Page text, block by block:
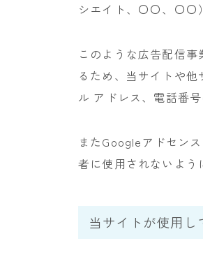
シエイト、〇〇、〇〇
このような広告配信
るため、当サイトや
ル アドレス、電話番
またGoogleアドセン
者に使用されないよう
当サイトが使用